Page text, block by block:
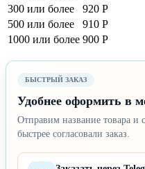
300 или более
920 Р
500 или более
910 Р
1000 или более 900 Р
БЫСТРЫЙ ЗАКАЗ
Удобнее оформить в
Отправим название товара и
быстрее согласовали заказ.